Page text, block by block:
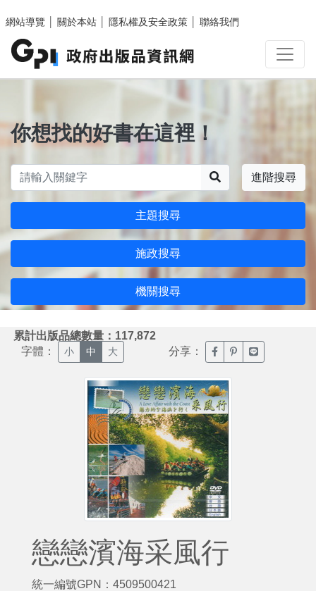
網站導覽
關於本站 隱私權及安全政策 聯絡我們
你想找的好書在這裡！
進階搜尋
主題搜尋
施政搜尋
機關搜尋
累計出版品總數量：117,872
字體： 小 中 大 分享： 臉書分享(另開新視窗)
噗浪分享(另開新
Line分享(另
戀戀濱海采風行
統一編號GPN：4509500421